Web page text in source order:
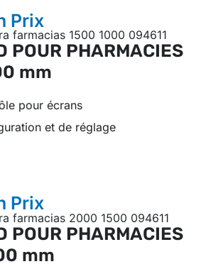
Prix
POUR PHARMACIES
mm
pour écrans
et de réglage
Prix
POUR PHARMACIES
mm